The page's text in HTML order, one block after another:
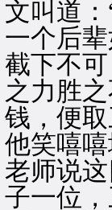
文叫道
一个后
截下不
之力胜
钱，便
他笑嘻
老师说
子一位